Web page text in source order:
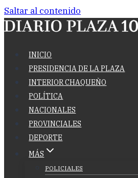
Saltar al contenido
INICIO
PRESIDENCIA DE LA PLAZA
INTERIOR CHAQUEÑO
POLÍTICA
NACIONALES
PROVINCIALES
DEPORTE
MÁS
POLICIALES